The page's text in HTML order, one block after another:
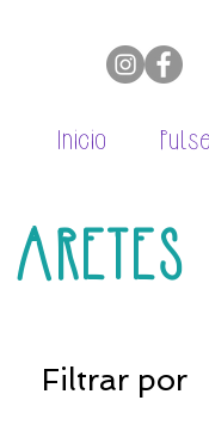
Inicio
Filtrar por